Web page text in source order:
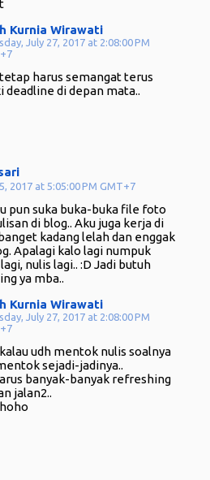
Kurnia Wirawati
July 27, 2017 at 2:08:00 PM
tetap harus semangat terus
deadline di depan mata..
2017 at 5:05:00 PM GMT+7
pun suka buka-buka file foto
di blog.. Aku juga kerja di
kadang lelah dan enggak
Apalagi kalo lagi numpuk
nulis lagi.. :D Jadi butuh
ya mba..
Kurnia Wirawati
July 27, 2017 at 2:08:00 PM
kalau udh mentok nulis soalnya
sejadi-jadinya..
banyak-banyak refreshing
jalan2..